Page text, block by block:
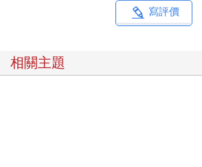
一起行動。因為需要合作，他們開始建立
神、表情、聲音與肢體語言來迅速讀取領
大腦之中。我們並不會單純接受他人的話
寫評價
相關主題